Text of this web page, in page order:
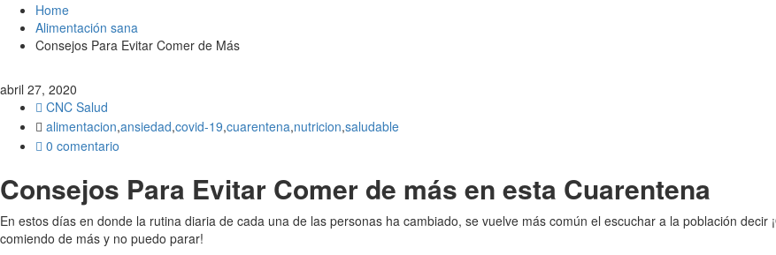
Home
Alimentación sana
Consejos Para Evitar Comer de Más
abril 27, 2020
CNC Salud
alimentacion,ansiedad,covid-19,cuarentena,nutricion,saludable
0 comentario
Consejos Para Evitar Comer de más en esta Cuarentena
En estos días en donde la rutina diaria de cada una de las personas ha cambiado, se vuelve más común el escuchar a la población decir
comiendo de más y no puedo parar!